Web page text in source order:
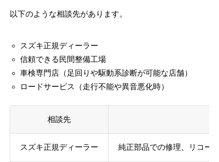
以下のような相談先があります。
スズキ正規ディーラー
信頼できる民間整備工場
車検専門店（足回りや駆動系診断が可能な店舗）
ロードサービス（走行不能や異音悪化時）
相談先
スズキ正規ディーラー 純正部品での修理、リコー